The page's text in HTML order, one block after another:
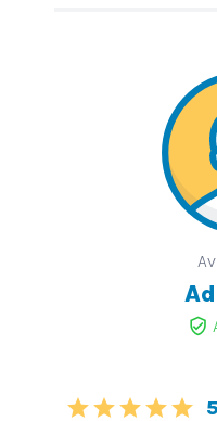
verified_user
starstarstarstarstar